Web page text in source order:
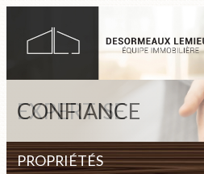
CONFIANCE
EXPERTISE
PROPRIÉTÉS